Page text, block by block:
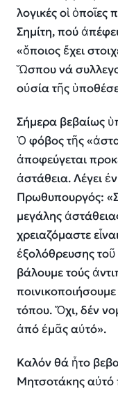
λογικές οἱ
Σημίτη, πού
«ὅποιος ἔχει
Ὥσπου νά
οὐσία τῆς
Σήμερα βεβαίως
Ὁ φόβος τῆς
ἀποφεύγεται
ἀστάθεια. Λέγει
Πρωθυπουργός:
μεγάλης
χρειαζόμαστε
ἐξολόθρευσης
βάλουμε τούς
τόπου. Ὄχι, δέν
ἀπό ἐμᾶς αὐτό».
Καλόν θά ἦτο
Μητσοτάκης αὐτό